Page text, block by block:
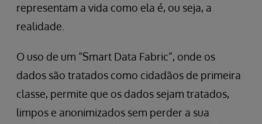
representam a vida como ela é, ou seja, a
realidade.
O uso de um “Smart Data Fabric”, onde os
dados são tratados como cidadãos de primeira
classe, permite que os dados sejam tratados,
limpos e anonimizados sem perder a sua